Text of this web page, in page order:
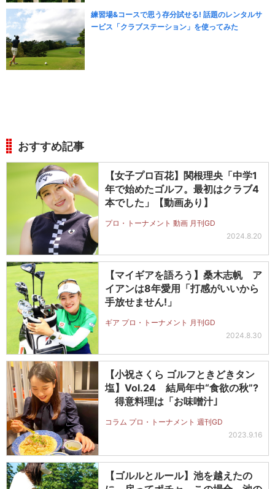
練習場&コースで思う存分試せる! 話題のレンタルサ
ービス「クラブステーション」を使ってみた
おすすめ記事
【女子プロ百花】関根理央「中学1
年で始めたゴルフ。最初はクラブ4
本でした」【動画あり】
プロ・トーナメント 動画 月刊GD
2024.8.20
【マイギアを語ろう】桑木志帆 ア
イアンは8年愛用「打感がいいから
手放せません!」
ギア プロ・トーナメント 月刊GD
2024.8.30
【小祝さくら ゴルフときどきタン
塩】Vol.24 結局年中“食欲の秋”?
得意料理は「お味噌汁｣
コラム プロ・トーナメント 週刊GD
2023.9.16
【ゴルルとルール】池を越えたの